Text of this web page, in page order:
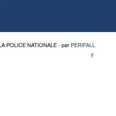
POLICE NATIONALE - par PERIFALL